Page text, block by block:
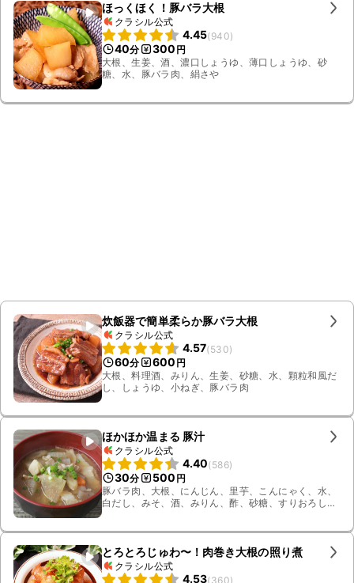
ほっくほく！豚バラ大根
クラシル公式
4.45(940)
40分 300 円
大根、生姜、酒、濃口しょうゆ、薄口しょうゆ、砂
糖、水、豚バラ肉、絹さや
炊飯器で簡単柔らか豚バラ大根
クラシル公式
4.57(530)
60分 600 円
大根、料理酒、みりん、生姜、砂糖、水、顆粒和風だ
し、しょうゆ、小ねぎ、豚バラ肉
ほかほか温まる 豚汁
クラシル公式
4.40(586)
30分 500 円
豚バラ肉、大根、にんじん、里芋、こんにゃく、水、
白だし、みそ、酒、みりん、酢、砂糖、すりおろし生
とろとろじゅわ〜！肉巻き大根の照り煮
クラシル公式
4.53(360)